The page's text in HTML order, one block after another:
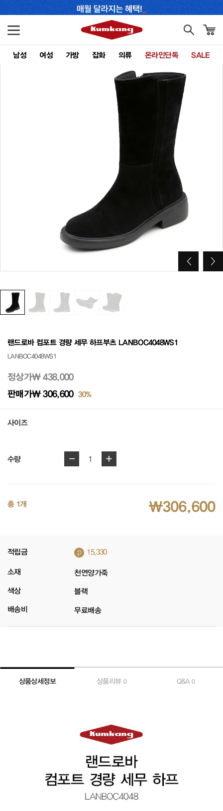
남성 여성 가방 잡화 의류 온라인단독 SALE
랜드로바 컴포트 경량 세무 하프부츠 LANBOC4048WS1
LANBOC4048WS1
정상가₩ 438,000
판매가₩ 306,600 30%
사이즈
수량 - 1 +
총 1개 ₩306,600
적립금 p 15,330
소재 천연양가죽
색상 블랙
배송비 무료배송
상품상세정보 상품리뷰 0 Q&A0